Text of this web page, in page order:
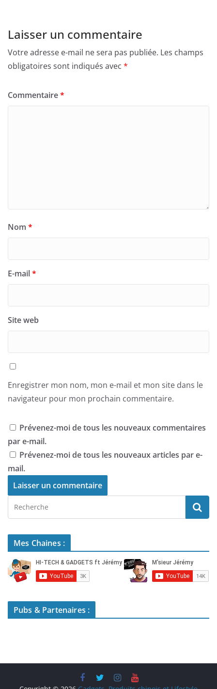
Laisser un commentaire
Votre adresse e-mail ne sera pas publiée. Les champs
obligatoires sont indiqués avec *
Commentaire*
Nom *
E-mail*
Site web
Enregistrer mon nom, mon e-mail et mon site dans le
navigateur pour mon prochain commentaire.
Prévenez-moi de tous les nouveaux commentaires
par e-mail.
Prévenez-moi de tous les nouveaux articles par e-
mail.
Mes Chaines :
Pubs & Partenaires :